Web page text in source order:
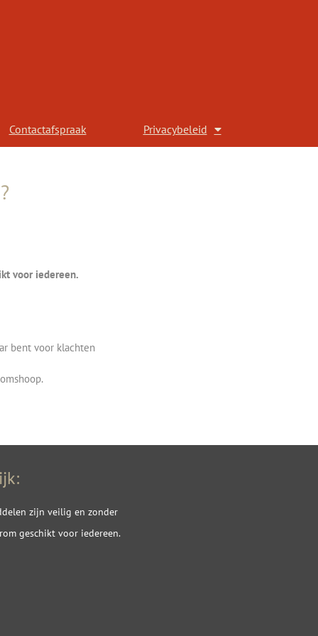
Contactafspraak Privacybeleid
voor iedereen.
bent voor klachten
zijn veilig en zonder
geschikt voor iedereen.